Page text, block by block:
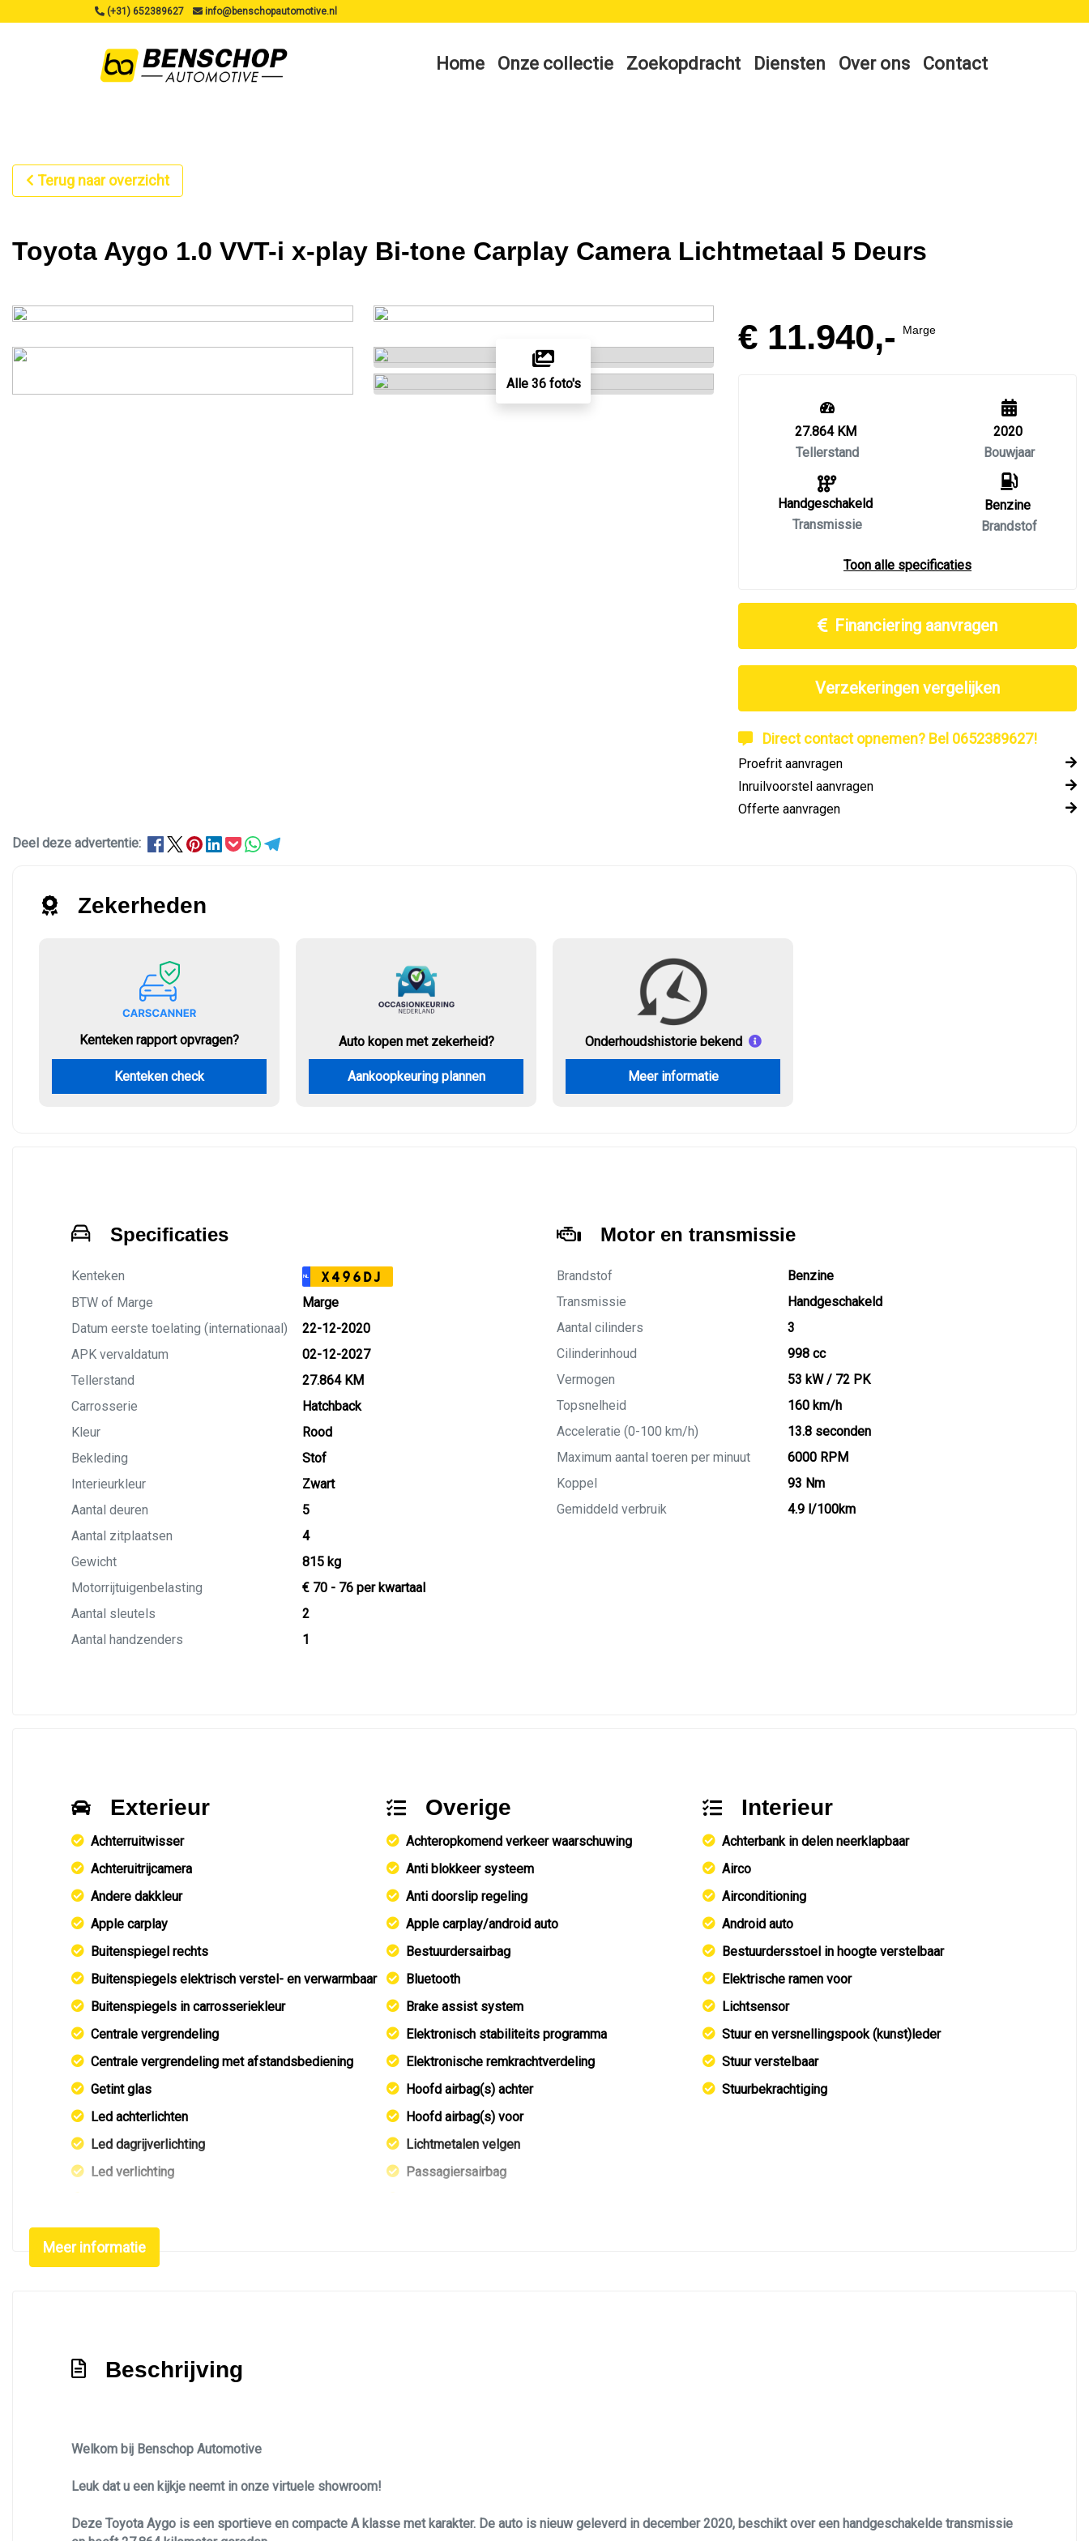
(+31) 652389627 info@benschopautomotive.nl
Home Onze collectie Zoekopdracht Diensten Over ons Contact
Terug naar overzicht
Toyota Aygo 1.0 VVT-i x-play Bi-tone Carplay Camera Lichtmetaal 5 Deurs
Alle 36 foto's
€ 11.940,- Marge
27.864 KM
Tellerstand
Handgeschakeld
Transmissie
2020
Bouwjaar
Benzine
Brandstof
Toon alle specificaties
Financiering aanvragen
Verzekeringen vergelijken
Direct contact opnemen? Bel 0652389627!
Proefrit aanvragen
Inruilvoorstel aanvragen
Offerte aanvragen
Deel deze advertentie:
Zekerheden
Kenteken rapport opvragen?
Kenteken check
Auto kopen met zekerheid?
Aankoopkeuring plannen
Onderhoudshistorie bekend
Meer informatie
Specificaties
Kenteken NL X496DJ
BTW of Marge
Marge
Datum eerste toelating (internationaal)
22-12-2020
APK vervaldatum
02-12-2027
Tellerstand
27.864 KM
Carrosserie
Hatchback
Kleur
Rood
Bekleding
Stof
Interieurkleur
Zwart
Aantal deuren
5
Aantal zitplaatsen
4
Gewicht
815 kg
Motorrijtuigenbelasting
€ 70 - 76 per kwartaal
Aantal sleutels
2
Aantal handzenders
1
Motor en transmissie
Brandstof
Benzine
Transmissie
Handgeschakeld
Aantal cilinders
3
Cilinderinhoud
998 cc
Vermogen
53 kW / 72 PK
Topsnelheid
160 km/h
Acceleratie (0-100 km/h)
13.8 seconden
Maximum aantal toeren per minuut
6000 RPM
Koppel
93 Nm
Gemiddeld verbruik
4.9 l/100km
Exterieur
Achterruitwisser
Achteruitrijcamera
Andere dakkleur
Apple carplay
Buitenspiegel rechts
Buitenspiegels elektrisch verstel- en verwarmbaar
Buitenspiegels in carrosseriekleur
Centrale vergrendeling
Centrale vergrendeling met afstandsbediening
Getint glas
Led achterlichten
Led dagrijverlichting
Led verlichting
Metaalkleur
Signaalkleur rood
Overige
Achteropkomend verkeer waarschuwing
Anti blokkeer systeem
Anti doorslip regeling
Apple carplay/android auto
Bestuurdersairbag
Bluetooth
Brake assist system
Elektronisch stabiliteits programma
Elektronische remkrachtverdeling
Hoofd airbag(s) achter
Hoofd airbag(s) voor
Lichtmetalen velgen
Passagiersairbag
Interieur
Achterbank in delen neerklapbaar
Airco
Airconditioning
Android auto
Bestuurdersstoel in hoogte verstelbaar
Elektrische ramen voor
Lichtsensor
Stuur en versnellingspook (kunst)leder
Stuur verstelbaar
Stuurbekrachtiging
Meer informatie
Beschrijving
Welkom bij Benschop Automotive
Leuk dat u een kijkje neemt in onze virtuele showroom!
Deze Toyota Aygo is een sportieve en compacte A klasse met karakter. De auto is nieuw geleverd in december 2020, beschikt over een handgeschakelde transmissie